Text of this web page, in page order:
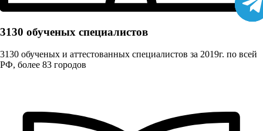
3130 обученых cпециалистов
3130 обученых и аттестованных специалистов за 2019г. по всей
РФ, более 83 городов